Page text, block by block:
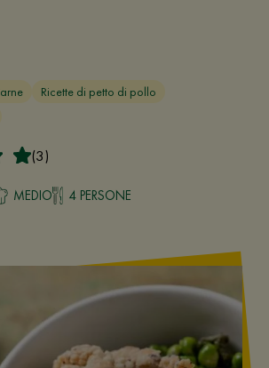
Ricette di petto di pollo
(3)
MEDIO 4 PERSONE